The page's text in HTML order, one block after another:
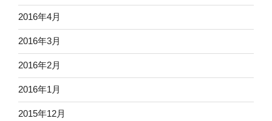
2016年4月
2016年3月
2016年2月
2016年1月
2015年12月